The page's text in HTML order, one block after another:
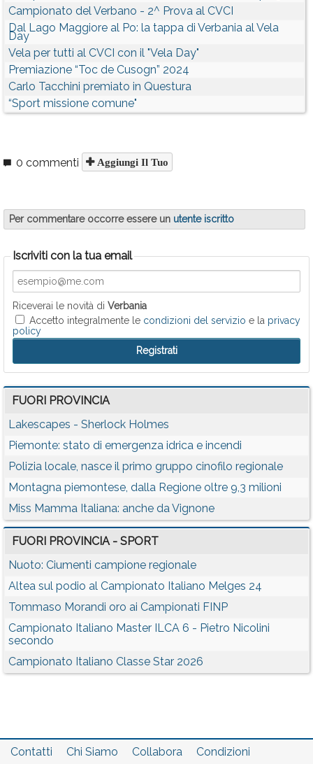
Campionato del Verbano - 2^ Prova al CVCI
Dal Lago Maggiore al Po: la tappa di Verbania al Vela
Day
Vela per tutti al CVCI con il "Vela Day"
Premiazione “Toc de Cusogn” 2024
Carlo Tacchini premiato in Questura
“Sport missione comune"
0 commenti Aggiungi Il Tuo
Per commentare occorre essere un utente iscritto
Iscriviti con la tua email
Riceverai le novità di Verbania
Accetto integralmente le condizioni del servizio e la privacy
policy
FUORI PROVINCIA
Lakescapes - Sherlock Holmes
Piemonte: stato di emergenza idrica e incendi
Polizia locale, nasce il primo gruppo cinofilo regionale
Montagna piemontese, dalla Regione oltre 9,3 milioni
Miss Mamma Italiana: anche da Vignone
FUORI PROVINCIA - SPORT
Nuoto: Ciumenti campione regionale
Altea sul podio al Campionato Italiano Melges 24
Tommaso Morandi oro ai Campionati FINP
Campionato Italiano Master ILCA 6 - Pietro Nicolini
secondo
Campionato Italiano Classe Star 2026
Contatti Chi Siamo Collabora Condizioni